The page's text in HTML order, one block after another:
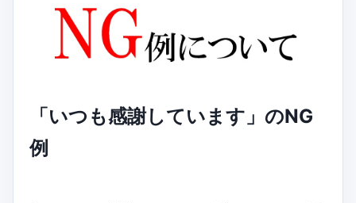
「いつも感謝しています」のNG
例